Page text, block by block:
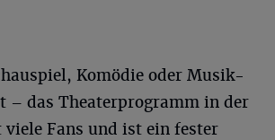
Komödie oder Musik-
– das Theaterprogramm in der
viele Fans und ist ein fester